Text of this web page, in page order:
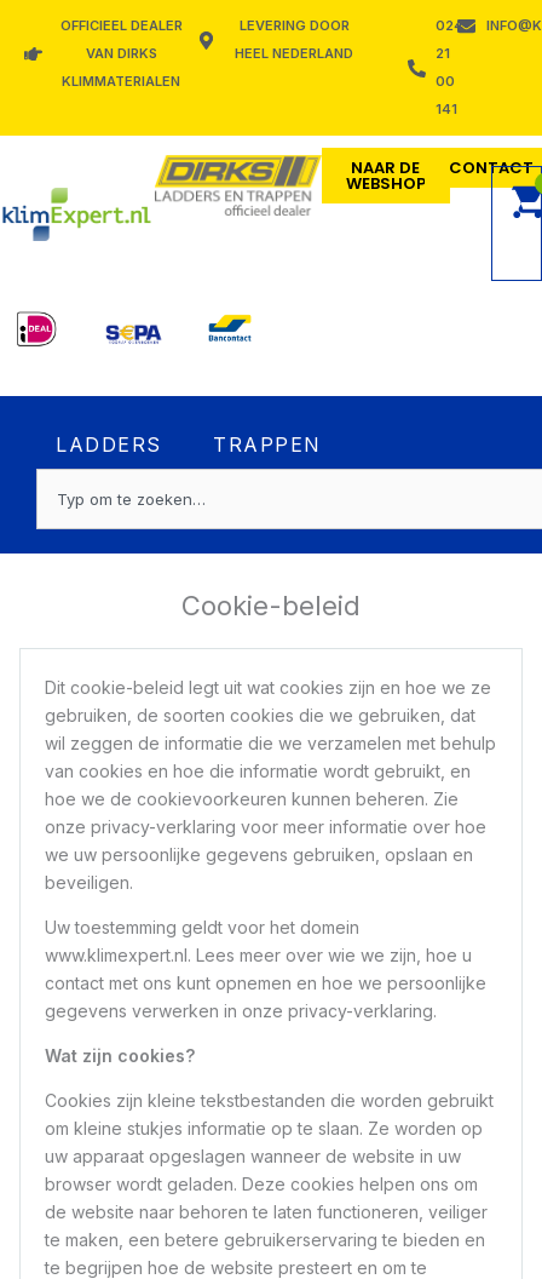
OFFICIEEL DEALER
VAN DIRKS
KLIMMATERIALEN
LEVERING DOOR
HEEL NEDERLAND
024
21
00
141
NAAR DE
WEBSHOP
CONTACT
LADDERS Open LADDERS
TRAPPEN
Cookie-beleid
Dit cookie-beleid legt uit wat cookies zijn en hoe we ze
gebruiken, de soorten cookies die we gebruiken, dat
wil zeggen de informatie die we verzamelen met behulp
van cookies en hoe die informatie wordt gebruikt, en
hoe we de cookievoorkeuren kunnen beheren. Zie
onze privacy-verklaring voor meer informatie over hoe
we uw persoonlijke gegevens gebruiken, opslaan en
beveiligen.
Uw toestemming geldt voor het domein
www.klimexpert.nl. Lees meer over wie we zijn, hoe u
contact met ons kunt opnemen en hoe we persoonlijke
gegevens verwerken in onze privacy-verklaring.
Wat zijn cookies?
Cookies zijn kleine tekstbestanden die worden gebruikt
om kleine stukjes informatie op te slaan. Ze worden op
uw apparaat opgeslagen wanneer de website in uw
browser wordt geladen. Deze cookies helpen ons om
de website naar behoren te laten functioneren, veiliger
te maken, een betere gebruikerservaring te bieden en
te begrijpen hoe de website presteert en om te